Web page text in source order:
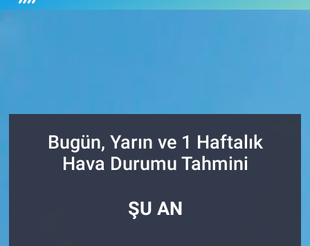
Bugün, Yarın ve 1 Haftalık
Hava Durumu Tahmini
ŞU AN
HaberOrtak